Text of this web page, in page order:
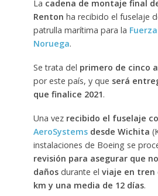
La cadena de montaje final
Renton ha recibido el fuselaje
patrulla marítima para la
Noruega.
Se trata del primero de cinco
por este país, y que será
que finalice 2021.
Una vez recibido el fuselaje
AeroSystemsdesde Wichita
instalaciones de Boeing se
revisión para asegurar que
dañosdurante el viaje en tren
km y una media de 12 días.